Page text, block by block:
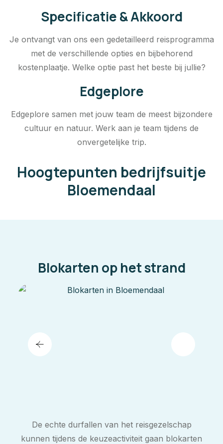
Specificatie & Akkoord
Je ontvangt van ons een gedetailleerd reisprogramma
met de verschillende opties en bijbehorend
kostenplaatje. Welke optie past het beste bij jullie?
Edgeplore
Edgeplore samen met jouw team de meest bijzondere
cultuur en natuur. Werk aan je team tijdens de
onvergetelijke trip.
Hoogtepunten bedrijfsuitje
Bloemendaal
Blokarten op het strand
De echte durfallen van het reisgezelschap
kunnen tijdens de keuzeactiviteit gaan blokarten